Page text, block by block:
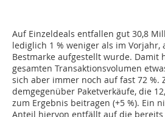
Auf Einzeldeals entfallen gut 30,8
lediglich 1 % weniger als im Vorjahr,
Bestmarke aufgestellt wurde. Damit
gesamten Transaktionsvolumen
sich aber immer noch auf fast 72 %.
demgegenüber Paketverkäufe, die
zum Ergebnis beitragen (+5 %). Ein
Anteil hiervon entfällt auf die